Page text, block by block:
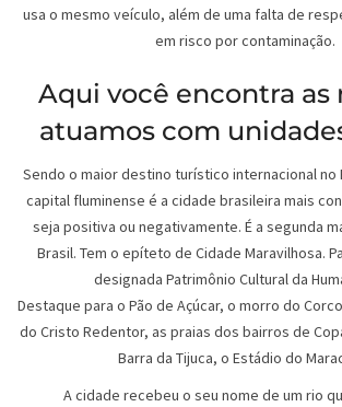
usa o mesmo veículo, além de uma falta de
em risco por contaminação.
Aqui você encontra as
atuamos com
Sendo o maior destino turístico internacional no
capital fluminense é a cidade brasileira mais
seja positiva ou negativamente. É a segunda
Brasil. Tem o epíteto de Cidade Maravilhosa.
designada Patrimônio Cultural da
Destaque para o Pão de Açúcar, o morro do
do Cristo Redentor, as praias dos bairros de
Barra da Tijuca, o Estádio do
A cidade recebeu o seu nome de um rio